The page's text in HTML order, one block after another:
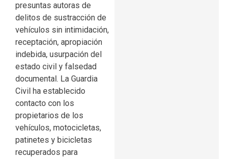
presuntas autoras de
delitos de sustracción de
vehículos sin intimidación,
receptación, apropiación
indebida, usurpación del
estado civil y falsedad
documental. La Guardia
Civil ha establecido
contacto con los
propietarios de los
vehículos, motocicletas,
patinetes y bicicletas
recuperados para